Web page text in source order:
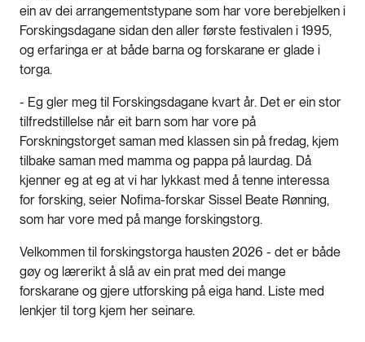
ein av dei arrangementstypane som har vore berebjelken i
Forskingsdagane sidan den aller første festivalen i 1995,
og erfaringa er at både barna og forskarane er glade i
torga.
- Eg gler meg til Forskingsdagane kvart år. Det er ein stor
tilfredstillelse når eit barn som har vore på
Forskningstorget saman med klassen sin på fredag, kjem
tilbake saman med mamma og pappa på laurdag. Då
kjenner eg at eg at vi har lykkast med å tenne interessa
for forsking, seier Nofima-forskar Sissel Beate Rønning,
som har vore med på mange forskingstorg.
Velkommen til forskingstorga hausten 2026 - det er både
gøy og lærerikt å slå av ein prat med dei mange
forskarane og gjere utforsking på eiga hand. Liste med
lenkjer til torg kjem her seinare.